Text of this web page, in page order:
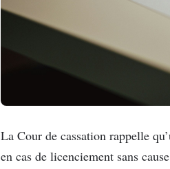
La Cour de cassation rappelle
en cas de licenciement sans